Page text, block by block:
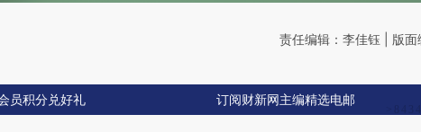
责任编辑：李佳钰 | 版面
员积分兑好礼 订阅财新网主编精选电邮